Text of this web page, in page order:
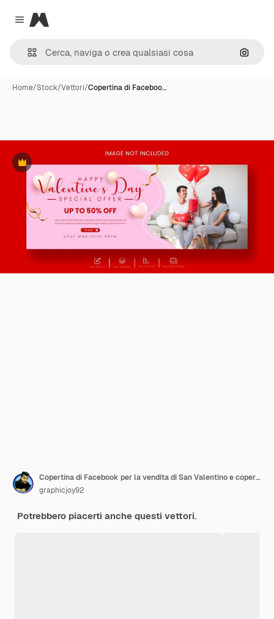
Close menu
Magnific
Cerca
Home/Stock/Vettori/Copertina di Faceboo…
Premium
Copertina di Facebook per la vendita di San Valentino e copertina dei social media o design del modello di banner web
graphicjoy92
Potrebbero piacerti anche questi vettori.